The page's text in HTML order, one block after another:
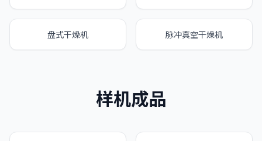
盘式干燥机 脉冲真空干燥机
样机成品